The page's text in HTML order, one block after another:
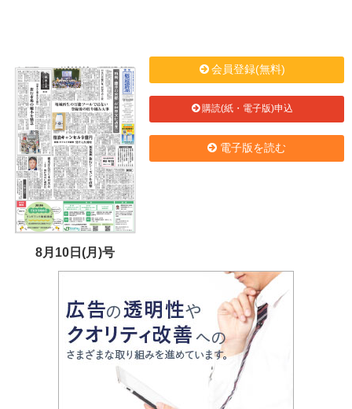
8月10日(月)号
会員登録(無料)
購読(紙・電子版)申込
電子版を読む